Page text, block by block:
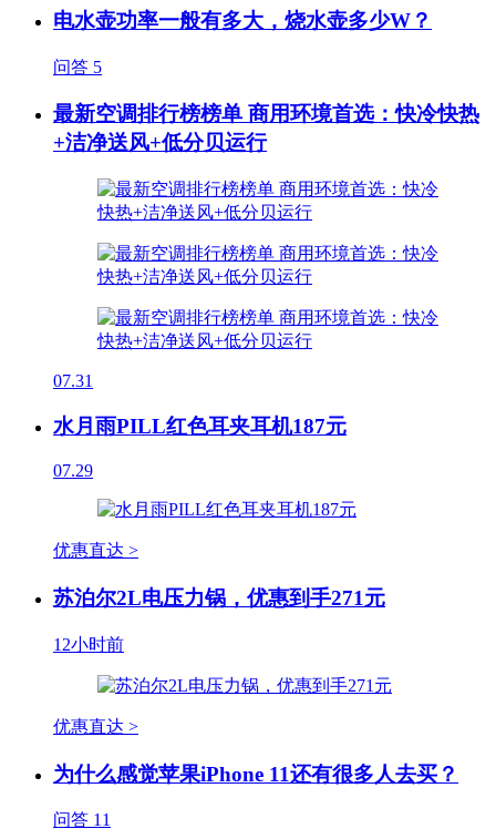
电水壶功率一般有多大，烧水壶多少W？
问答 5
最新空调排行榜榜单 商用环境首选：快冷快热
+洁净送风+低分贝运行
07.31
水月雨PILL红色耳夹耳机187元
07.29
优惠直达 >
苏泊尔2L电压力锅，优惠到手271元
12小时前
优惠直达 >
为什么感觉苹果iPhone 11还有很多人去买？
问答 11